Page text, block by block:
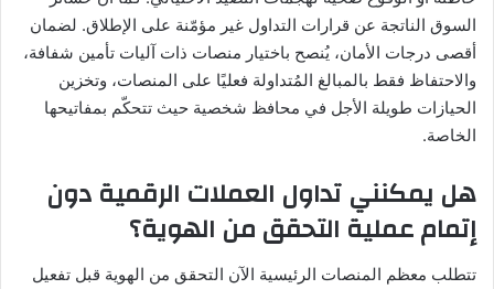
السوق الناتجة عن قرارات التداول غير مؤمّنة على الإطلاق. لضمان
أقصى درجات الأمان، يُنصح باختيار منصات ذات آليات تأمين شفافة،
والاحتفاظ فقط بالمبالغ المُتداولة فعليًا على المنصات، وتخزين
الحيازات طويلة الأجل في محافظ شخصية حيث تتحكّم بمفاتيحها
الخاصة.
هل يمكنني تداول العملات الرقمية دون
إتمام عملية التحقق من الهوية؟
تتطلب معظم المنصات الرئيسية الآن التحقق من الهوية قبل تفعيل